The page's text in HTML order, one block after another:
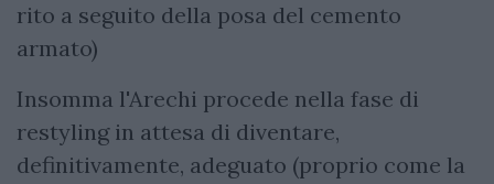
rito a seguito della posa del cemento
armato)
Insomma l'Arechi procede nella fase di
restyling in attesa di diventare,
definitivamente, adeguato (proprio come la